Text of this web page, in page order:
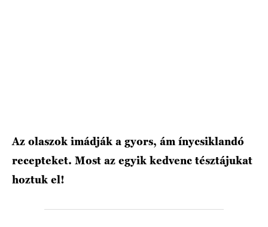
Az olaszok imádják a gyors, ám ínycsiklandó
recepteket. Most az egyik kedvenc tésztájukat
hoztuk el!